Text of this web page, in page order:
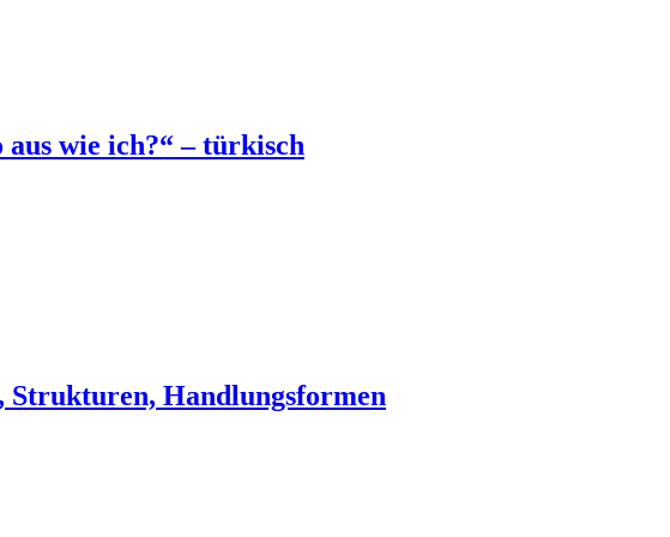
aus wie ich?“ – türkisch
Strukturen, Handlungsformen